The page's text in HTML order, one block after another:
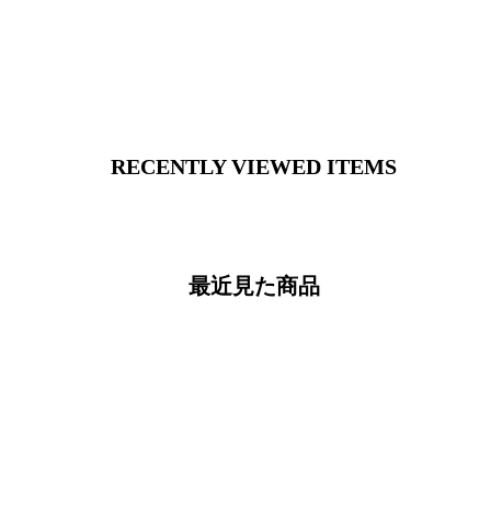
RECENTLY VIEWED ITEMS
最近見た商品